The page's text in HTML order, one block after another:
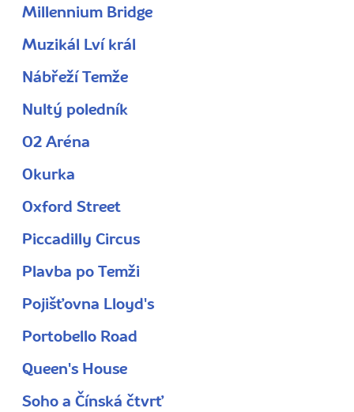
Millennium Bridge
Muzikál Lví král
Nábřeží Temže
Nultý poledník
O2 Aréna
Okurka
Oxford Street
Piccadilly Circus
Plavba po Temži
Pojišťovna Lloyd's
Portobello Road
Queen's House
Soho a Čínská čtvrť